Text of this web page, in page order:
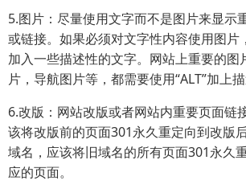
5.图片：尽量使用文字而不是图片来显示
或链接。如果必须对文字性内容使用图片
加入一些描述性的文字。网站上重要的
片，导航图片等，都需要使用“ALT”加上描
6.改版：网站改版或者网站内重要页面链
该将改版前的页面301永久重定向到改版
域名，应该将旧域名的所有页面301永久
应的页面。